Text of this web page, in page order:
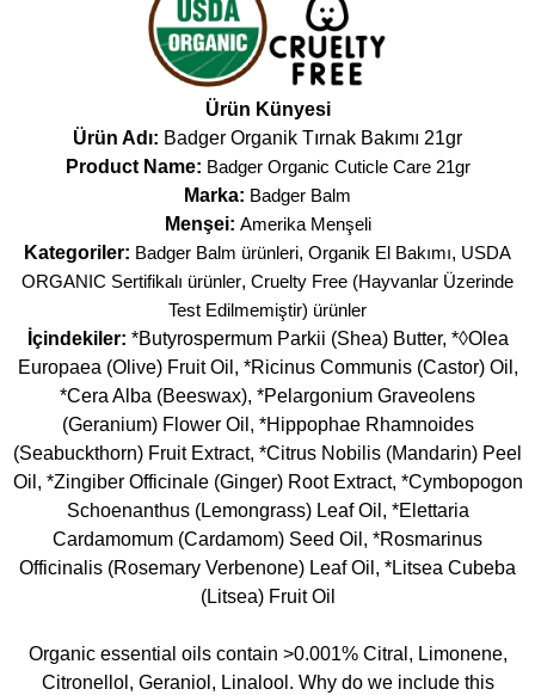
Ürün Künyesi
Ürün Adı: Badger Organik Tırnak Bakımı 21gr
Product Name: Badger Organic Cuticle Care 21gr
Marka: Badger Balm
Menşei: Amerika Menşeli
Kategoriler: Badger Balm ürünleri, Organik El Bakımı, USDA
ORGANIC Sertifikalı ürünler, Cruelty Free (Hayvanlar Üzerinde
Test Edilmemiştir) ürünler
İçindekiler: *Butyrospermum Parkii (Shea) Butter, *◊Olea
Europaea (Olive) Fruit Oil, *Ricinus Communis (Castor) Oil,
*Cera Alba (Beeswax), *Pelargonium Graveolens
(Geranium) Flower Oil, *Hippophae Rhamnoides
(Seabuckthorn) Fruit Extract, *Citrus Nobilis (Mandarin) Peel
Oil, *Zingiber Officinale (Ginger) Root Extract, *Cymbopogon
Schoenanthus (Lemongrass) Leaf Oil, *Elettaria
Cardamomum (Cardamom) Seed Oil, *Rosmarinus
Officinalis (Rosemary Verbenone) Leaf Oil, *Litsea Cubeba
(Litsea) Fruit Oil
Organic essential oils contain >0.001% Citral, Limonene,
Citronellol, Geraniol, Linalool. Why do we include this